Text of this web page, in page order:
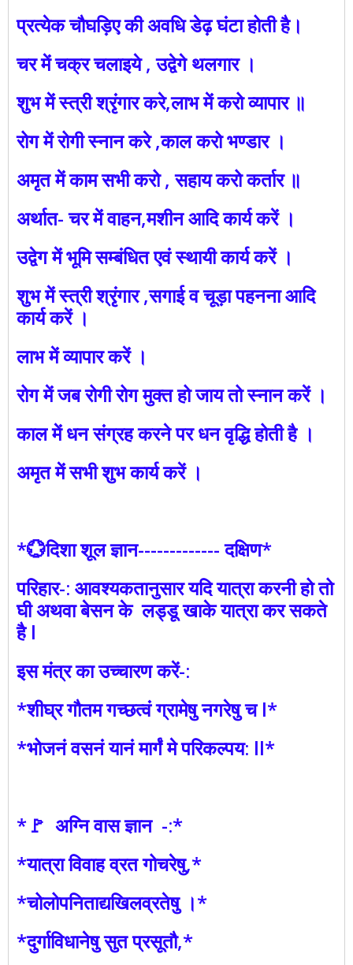
प्रत्येक चौघड़िए की अवधि डेढ़ घंटा होती है।
चर में चक्र चलाइये , उद्वेगे थलगार ।
शुभ में स्त्री श्रृंगार करे,लाभ में करो व्यापार ॥
रोग में रोगी स्नान करे ,काल करो भण्डार ।
अमृत में काम सभी करो , सहाय करो कर्तार ॥
अर्थात- चर में वाहन,मशीन आदि कार्य करें ।
उद्वेग में भूमि सम्बंधित एवं स्थायी कार्य करें ।
शुभ में स्त्री श्रृंगार ,सगाई व चूड़ा पहनना आदि
कार्य करें ।
लाभ में व्यापार करें ।
रोग में जब रोगी रोग मुक्त हो जाय तो स्नान करें ।
काल में धन संग्रह करने पर धन वृद्धि होती है ।
अमृत में सभी शुभ कार्य करें ।
*💮दिशा शूल ज्ञान------------- दक्षिण*
परिहार-: आवश्यकतानुसार यदि यात्रा करनी हो तो
घी अथवा बेसन के लड्डू खाके यात्रा कर सकते
है l
इस मंत्र का उच्चारण करें-:
*शीघ्र गौतम गच्छत्वं ग्रामेषु नगरेषु च l*
*भोजनं वसनं यानं मार्गं मे परिकल्पय: ll*
*🚩 अग्नि वास ज्ञान -:*
*यात्रा विवाह व्रत गोचरेषु,*
*चोलोपनिताद्यखिलव्रतेषु ।*
*दुर्गाविधानेषु सुत प्रसूतौ,*